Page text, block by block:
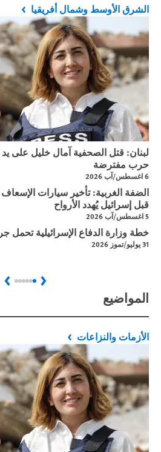
الشرق الأوسط وشمال أفريقيا
لبنان: قتل الصحفية آمال خليل على
حرب مفترضة
6 اغسطس/آب 2026
الضفة الغربية: تأخير سيارات
قبل إسرائيل يُهدد الأرواح
5 اغسطس/آب 2026
خطة وزارة الدفاع الإسرائيلية تحمل
31 يوليو/تموز 2026
Previous
Next
المواضيع
الأزمات والنزاعات